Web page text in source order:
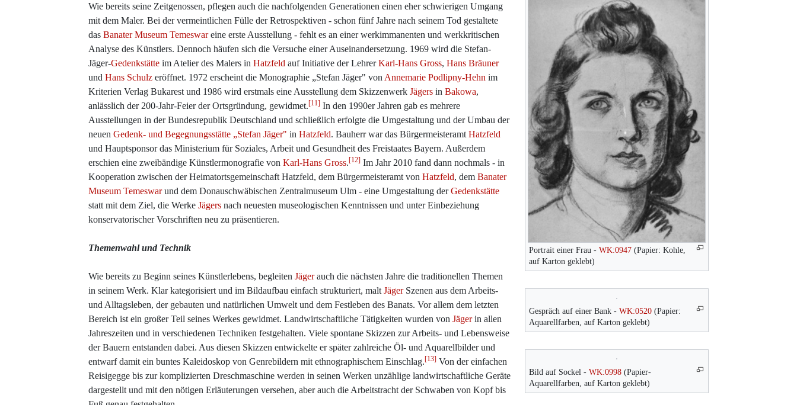
Portrait einer Frau - WK:0947 (Papier: Kohle,
auf Karton geklebt)
Gespräch auf einer Bank - WK:0520 (Papier:
Aquarellfarben, auf Karton geklebt)
Bild auf Sockel - WK:0998 (Papier-
Aquarellfarben, auf Karton geklebt)
Wie bereits seine Zeitgenossen, pflegen auch die nachfolgenden Generationen einen eher schwierigen Umgang
mit dem Maler. Bei der vermeintlichen Fülle der Retrospektiven - schon fünf Jahre nach seinem Tod gestaltete
das Banater Museum Temeswareine erste Ausstellung - fehlt es an einer werkimmanenten und werkkritischen
Analyse des Künstlers. Dennoch häufen sich die Versuche einer Auseinandersetzung. 1969 wird die Stefan-
Jäger-Gedenkstätte im Atelier des Malers in Hatzfeld auf Initiative der LehrerKarl-Hans Gross, Hans Bräuner
und Hans Schulz eröffnet. 1972 erscheint die Monographie „Stefan Jäger" von Annemarie Podlipny-Hehn im
Kriterien Verlag Bukarest und 1986 wird erstmals eine Ausstellung dem Skizzenwerk Jägers in Bakowa,
anlässlich der 200-Jahr-Feier der Ortsgründung, gewidmet.[11] In den 1990er Jahren gab es mehrere
Ausstellungen in der Bundesrepublik Deutschland und schließlich erfolgte die Umgestaltung und der Umbau der
neuen Gedenk- und Begegnungsstätte „Stefan Jäger" in Hatzfeld. Bauherr war das Bürgermeisteramt Hatzfeld
und Hauptsponsor das Ministerium für Soziales, Arbeit und Gesundheit des Freistaates Bayern. Außerdem
erschien eine zweibändige Künstlermonografie von Karl-Hans Gross.[12] Im Jahr 2010 fand dann nochmals - in
Kooperation zwischen der Heimatortsgemeinschaft Hatzfeld, dem Bürgermeisteramt von Hatzfeld, dem Banater
Museum Temeswarund dem Donauschwäbischen Zentralmuseum Ulm - eine Umgestaltung derGedenkstätte
statt mit dem Ziel, die Werke Jägers nach neuesten museologischen Kenntnissen und unter Einbeziehung
konservatorischer Vorschriften neu zu präsentieren.
Themenwahl und Technik
Wie bereits zu Beginn seines Künstlerlebens, begleiten Jägerauch die nächsten Jahre die traditionellen Themen
in seinem Werk. Klar kategorisiert und im Bildaufbau einfach strukturiert, malt JägerSzenen aus dem Arbeits-
und Alltagsleben, der gebauten und natürlichen Umwelt und dem Festleben des Banats. Vor allem dem letzten
Bereich ist ein großer Teil seines Werkes gewidmet. Landwirtschaftliche Tätigkeiten wurden von Jägerin allen
Jahreszeiten und in verschiedenen Techniken festgehalten. Viele spontane Skizzen zur Arbeits- und Lebensweise
der Bauern entstanden dabei. Aus diesen Skizzen entwickelte er später zahlreiche Öl- und Aquarellbilder und
entwarf damit ein buntes Kaleidoskop von Genrebildern mit ethnographischem Einschlag.[13] Von der einfachen
Reisigegge bis zur komplizierten Dreschmaschine werden in seinen Werken unzählige landwirtschaftliche Geräte
dargestellt und mit den nötigen Erläuterungen versehen, aber auch die Arbeitstracht der Schwaben von Kopf bis